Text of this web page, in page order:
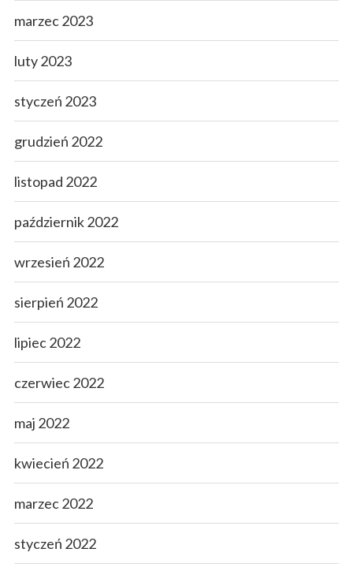
marzec 2023
luty 2023
styczeń 2023
grudzień 2022
listopad 2022
październik 2022
wrzesień 2022
sierpień 2022
lipiec 2022
czerwiec 2022
maj 2022
kwiecień 2022
marzec 2022
styczeń 2022